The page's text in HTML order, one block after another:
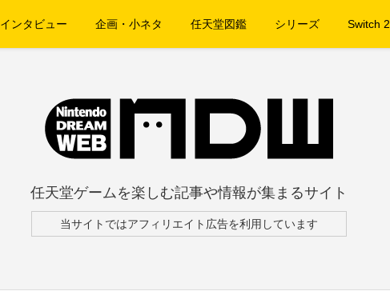
インタビュー 企画・小ネタ 任天堂図鑑 シリーズ Switch 2
任天堂ゲームを楽しむ記事や情報が集まるサイト
当サイトではアフィリエイト広告を利用しています